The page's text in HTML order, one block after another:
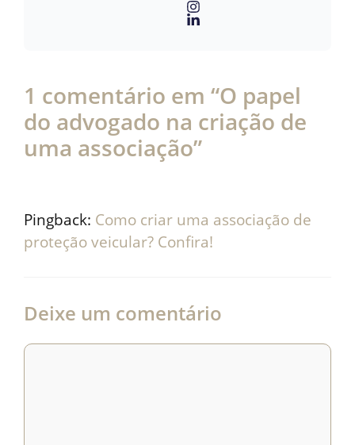
1 comentário em “O papel
do advogado na criação de
uma associação”
Pingback: Como criar uma associação de
proteção veicular? Confira!
Deixe um comentário
Comentário